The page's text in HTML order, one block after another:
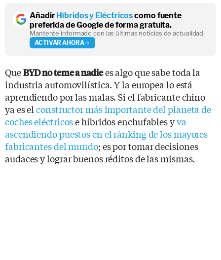
AñadirHíbridos y Eléctricoscomo fuente
preferida de Google de forma gratuita.
Mantente informado con las últimas noticias de actualidad.
ACTIVAR AHORA
QueBYD no teme a nadiees algo que sabe toda la
industria automovilística. Y la europea lo está
aprendiendo por las malas. Si el fabricante chino
ya es elconstructor más importante del planeta de
coches eléctricose híbridos enchufables yva
ascendiendo puestos en el ránking de los mayores
fabricantes del mundo; es por tomar decisiones
audaces y lograr buenos réditos de las mismas.